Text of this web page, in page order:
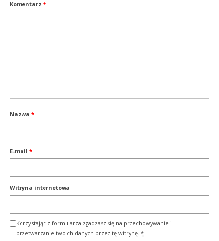
Komentarz *
Nazwa *
E-mail *
Witryna internetowa
Korzystając z formularza zgadzasz się na przechowywanie i
przetwarzanie twoich danych przez tę witrynę. *